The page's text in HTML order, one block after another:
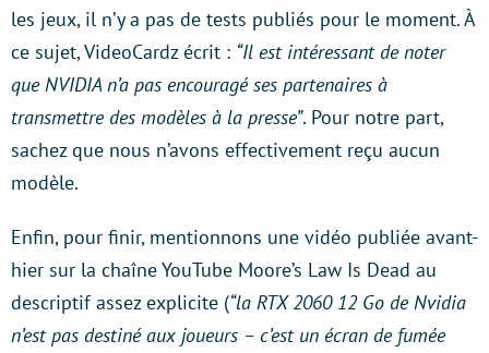
les jeux, il n’y a pas de tests publiés pour le moment. À
ce sujet, VideoCardz écrit : “Il est intéressant de noter
que NVIDIA n’a pas encouragé ses partenaires à
transmettre des modèles à la presse”. Pour notre part,
sachez que nous n’avons effectivement reçu aucun
modèle.
Enfin, pour finir, mentionnons une vidéo publiée avant-
hier sur la chaîne YouTube Moore’s Law Is Dead au
descriptif assez explicite (“la RTX 2060 12 Go de Nvidia
n’est pas destiné aux joueurs – c’est un écran de fumée